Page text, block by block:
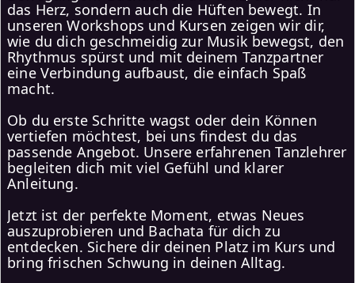
das Herz, sondern auch die Hüften bewegt. In
unseren Workshops und Kursen zeigen wir dir,
wie du dich geschmeidig zur Musik bewegst, den
Rhythmus spürst und mit deinem Tanzpartner
eine Verbindung aufbaust, die einfach Spaß
macht.
Ob du erste Schritte wagst oder dein Können
vertiefen möchtest, bei uns findest du das
passende Angebot. Unsere erfahrenen Tanzlehrer
begleiten dich mit viel Gefühl und klarer
Anleitung.
Jetzt ist der perfekte Moment, etwas Neues
auszuprobieren und Bachata für dich zu
entdecken. Sichere dir deinen Platz im Kurs und
bring frischen Schwung in deinen Alltag.